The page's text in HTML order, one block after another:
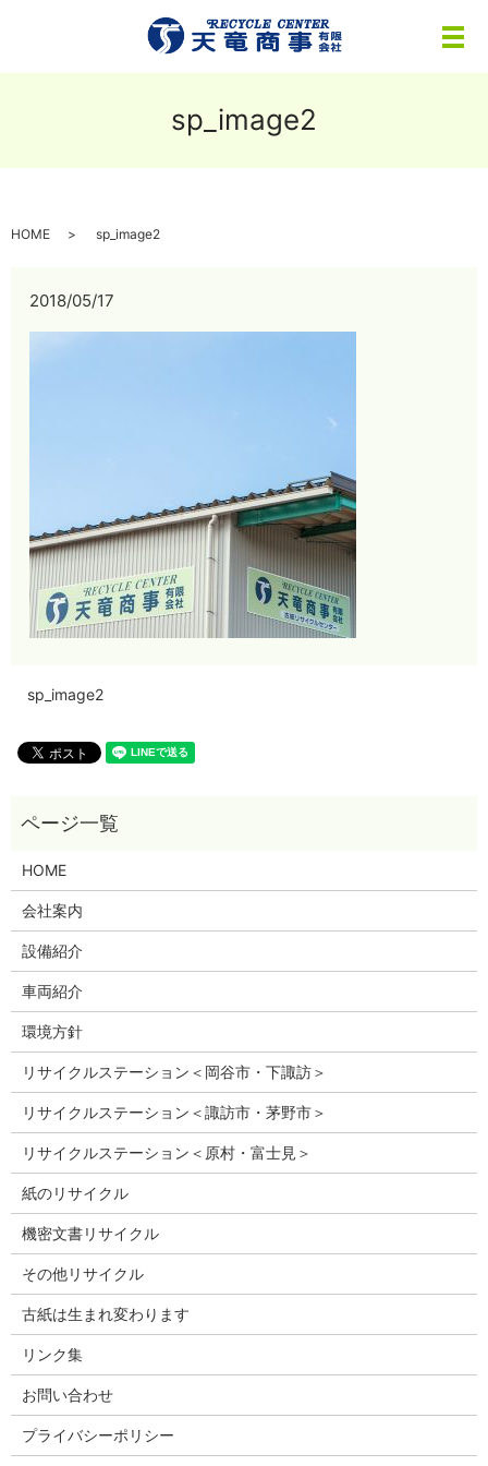
メ
sp_image2
HOME sp_image2
2018/05/17
sp_image2
HOME
会社案内
設備紹介
車両紹介
環境方針
リサイクルステーション＜岡谷市・下諏訪＞
リサイクルステーション＜諏訪市・茅野市＞
リサイクルステーション＜原村・富士見＞
紙のリサイクル
機密文書リサイクル
その他リサイクル
古紙は生まれ変わります
リンク集
お問い合わせ
プライバシーポリシー